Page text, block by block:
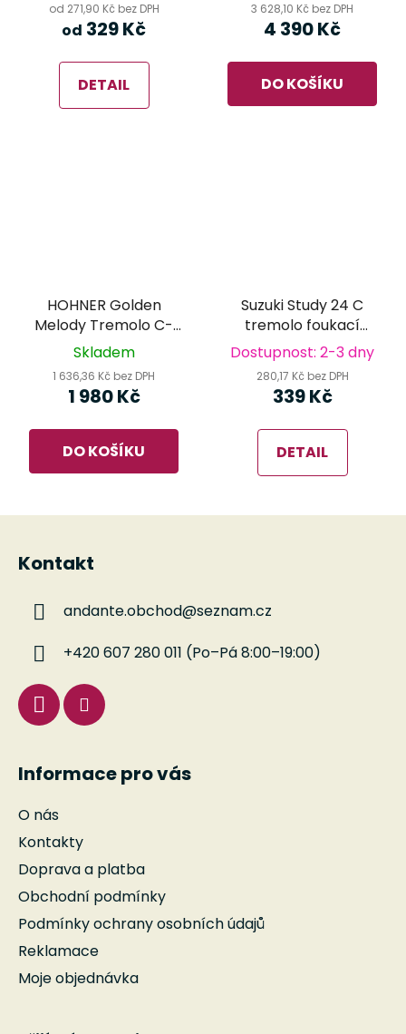
od 271,90 Kč bez DPH
od 329 Kč
DETAIL
3 628,10 Kč bez DPH
4 390 Kč
DO KOŠÍKU
HOHNER Golden
Melody Tremolo C-
dur foukací
harmonika
Skladem
1 636,36 Kč bez DPH
1 980 Kč
DO KOŠÍKU
Suzuki Study 24 C
tremolo foukací
harmonika
Dostupnost: 2-3 dny
280,17 Kč bez DPH
339 Kč
DETAIL
Z
Kontakt
andante.obchod@seznam.cz
+420 607 280 011 (Po–Pá 8:00–19:00)
Informace pro vás
O nás
Kontakty
Doprava a platba
Obchodní podmínky
Podmínky ochrany osobních údajů
Reklamace
Moje objednávka